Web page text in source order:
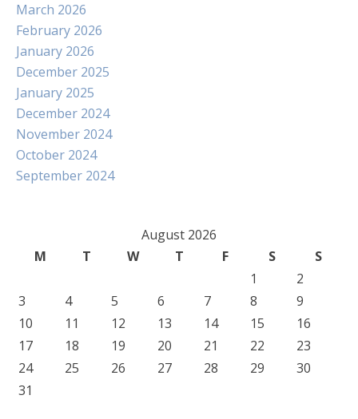
March 2026
February 2026
January 2026
December 2025
January 2025
December 2024
November 2024
October 2024
September 2024
August 2026
M
T W T F S
S
1
2
3
4 5 6 7 8
9
10
11 12 13 14 15
16
17
18 19 20 21 22
23
24
25 26 27 28 29
30
31